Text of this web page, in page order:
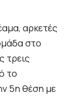
αρκετές
στο
τρεις
το
5η θέση με